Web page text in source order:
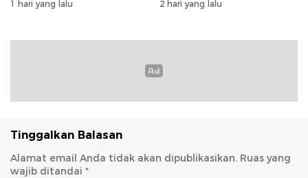
1 hari yang lalu 2 hari yang lalu
Tinggalkan Balasan
Alamat email Anda tidak akan dipublikasikan. Ruas yang
wajib ditandai *